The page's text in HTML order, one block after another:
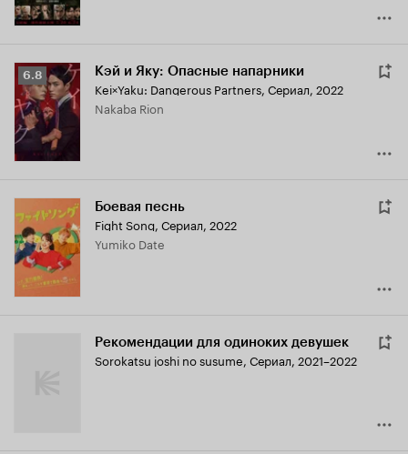
Рейтинг
Кинопоиска
6.8
6.8 Кэй и Яку: Опасные напарники
Kei×Yaku: Dangerous Partners, Сериал, 2022
Nakaba Rion
Боевая песнь
Fight Song, Сериал, 2022
Yumiko Date
Рекомендации для одиноких девушек
Sorokatsu joshi no susume, Сериал, 2021–2022